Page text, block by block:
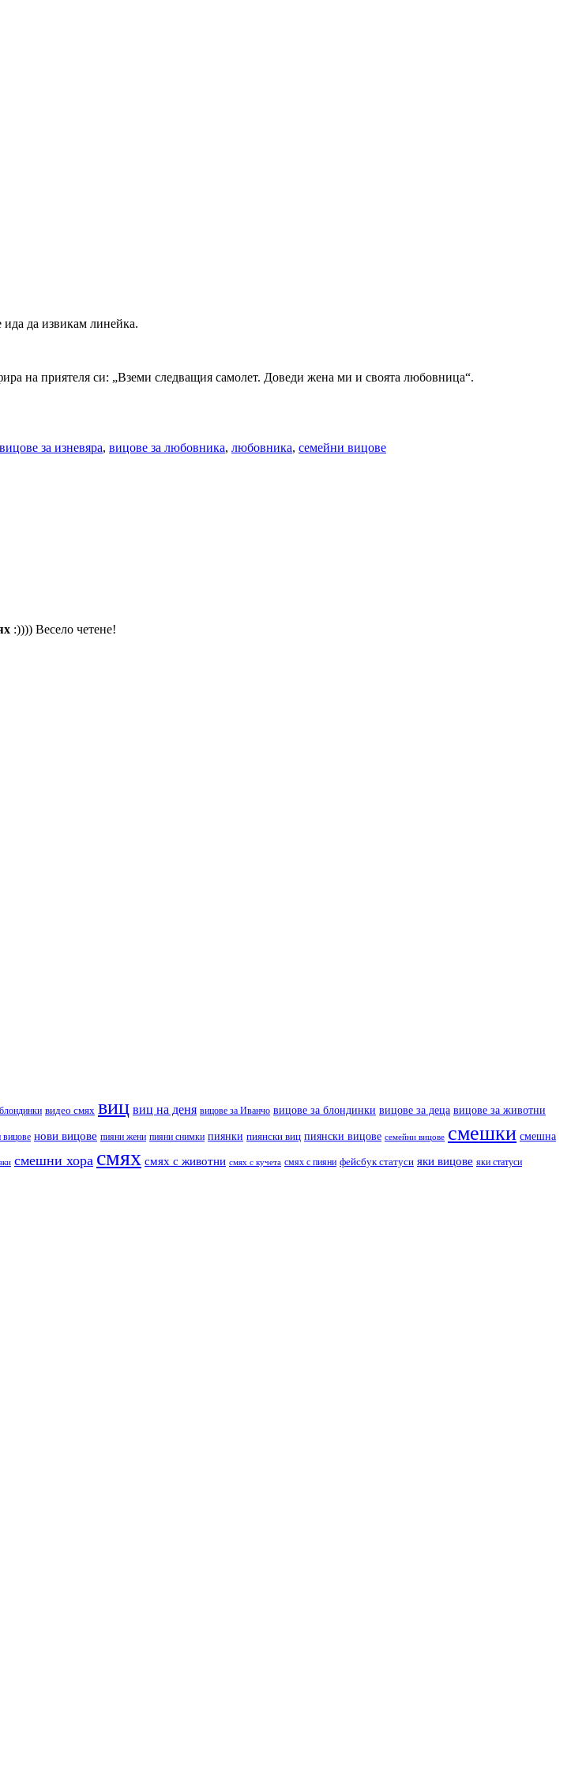
да извикам линейка.
на приятеля си: „Вземи следващия самолет. Доведи жена ми и своята любовница“.
вицове за изневяра, вицове за любовника, любовника, семейни вицове
:)))) Весело четене!
блондинки видео смях виц виц на деня вицове за Иванчо вицове за блондинки вицове за деца вицове за животни
вицове нови вицове пияни жени пияни снимки пиянки пиянски виц пиянски вицове семейни вицове смешки смешна
смешни хора смях смях с животни смях с кучета смях с пияни фейсбук статуси яки вицове яки статуси